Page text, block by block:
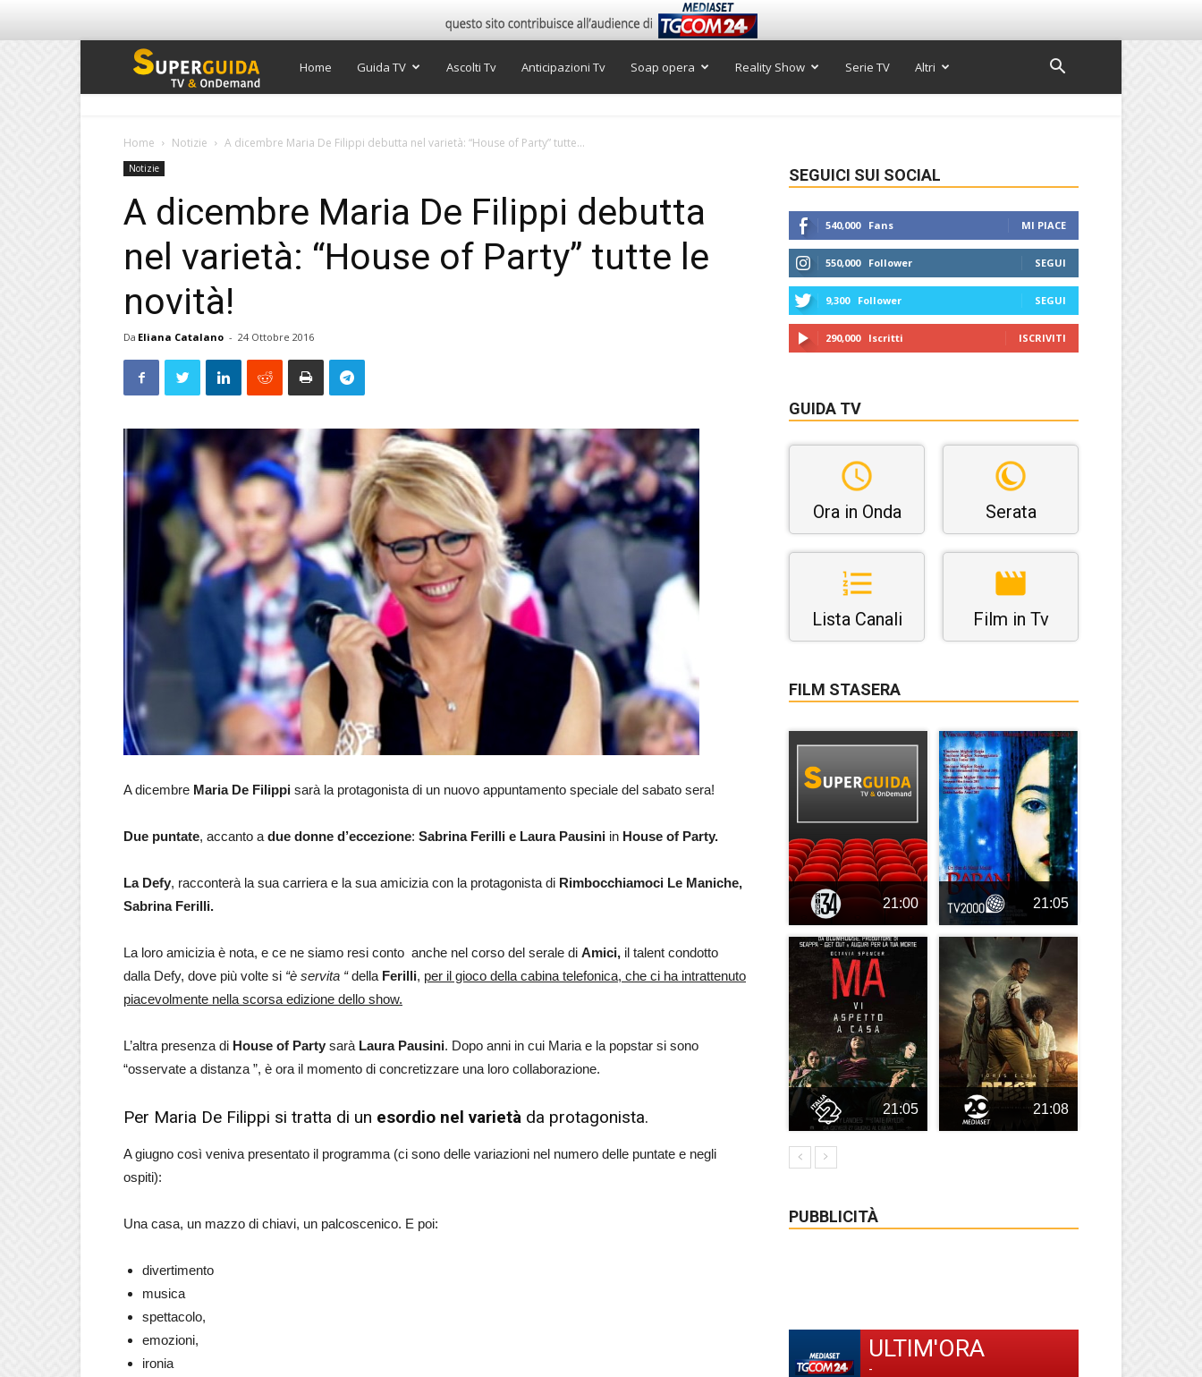
Super
Home Guida TV Ascolti Tv Anticipazioni Tv Soap opera Reality Show Serie TV Altri
Home Notizie A dicembre Maria De Filippi debutta nel varietà: “House of Party” tutte...
Notizie
A dicembre Maria De Filippi debutta
nel varietà: “House of Party” tutte le
novità!
Da Eliana Catalano - 24 Ottobre 2016
A dicembre Maria De Filippi sarà la protagonista di un nuovo appuntamento speciale del sabato sera!
Due puntate, accanto a due donne d’eccezione: Sabrina Ferilli e Laura Pausini in House of Party.
La Defy, racconterà la sua carriera e la sua amicizia con la protagonista di Rimbocchiamoci Le Maniche,
Sabrina Ferilli.
La loro amicizia è nota, e ce ne siamo resi conto anche nel corso del serale di Amici, il talent condotto
dalla Defy, dove più volte si “è servita “della Ferilli, per il gioco della cabina telefonica, che ci ha intrattenuto
piacevolmente nella scorsa edizione dello show.
L’altra presenza di House of Party sarà Laura Pausini. Dopo anni in cui Maria e la popstar si sono
“osservate a distanza ”, è ora il momento di concretizzare una loro collaborazione.
Per Maria De Filippi si tratta di un esordio nel varietà da protagonista.
A giugno così veniva presentato il programma (ci sono delle variazioni nel numero delle puntate e negli
ospiti):
Una casa, un mazzo di chiavi, un palcoscenico. E poi:
divertimento
musica
spettacolo,
emozioni,
ironia
SEGUICI SUI SOCIAL
540,000 Fans MI PIACE
550,000 Follower SEGUI
9,300 Follower SEGUI
290,000 Iscritti ISCRIVITI
GUIDA TV
Ora in Onda Serata
Lista Canali Film in Tv
FILM STASERA
21:00 21:05
21:05 21:08
PUBBLICITÀ
ULTIM'ORA
-